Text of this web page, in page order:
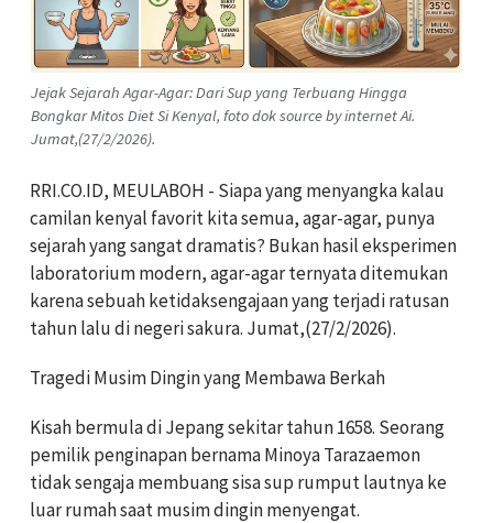
Jejak Sejarah Agar-Agar: Dari Sup yang Terbuang Hingga
Bongkar Mitos Diet Si Kenyal, foto dok source by internet Ai.
Jumat,(27/2/2026).
RRI.CO.ID, MEULABOH - Siapa yang menyangka kalau
camilan kenyal favorit kita semua, agar-agar, punya
sejarah yang sangat dramatis? Bukan hasil eksperimen
laboratorium modern, agar-agar ternyata ditemukan
karena sebuah ketidaksengajaan yang terjadi ratusan
tahun lalu di negeri sakura. Jumat,(27/2/2026).
Tragedi Musim Dingin yang Membawa Berkah
Kisah bermula di Jepang sekitar tahun 1658. Seorang
pemilik penginapan bernama Minoya Tarazaemon
tidak sengaja membuang sisa sup rumput lautnya ke
luar rumah saat musim dingin menyengat.